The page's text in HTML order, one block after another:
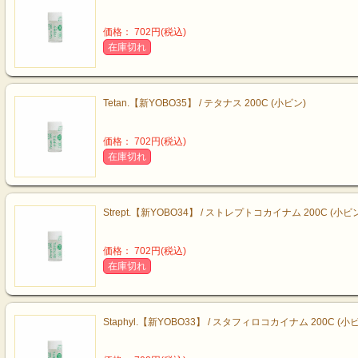
価格： 702円(税込)
在庫切れ
Tetan.【新YOBO35】 / テタナス 200C (小ビン)
価格： 702円(税込)
在庫切れ
Strept.【新YOBO34】 / ストレプトコカイナム 200C (小ビ
価格： 702円(税込)
在庫切れ
Staphyl.【新YOBO33】 / スタフィロコカイナム 200C (小